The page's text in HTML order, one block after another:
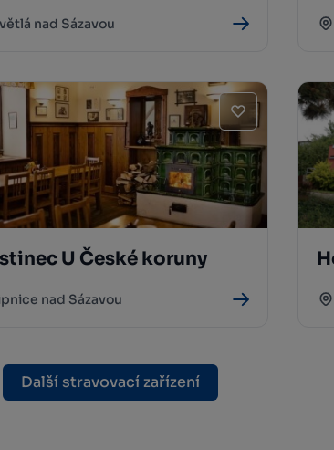
nad Sázavou
U České koruny
nad Sázavou
Další stravovací zařízení